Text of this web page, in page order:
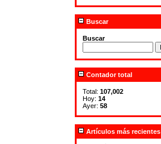
Buscar
Buscar
Contador total
Total: 107,002
Hoy: 14
Ayer: 58
Artículos más recientes